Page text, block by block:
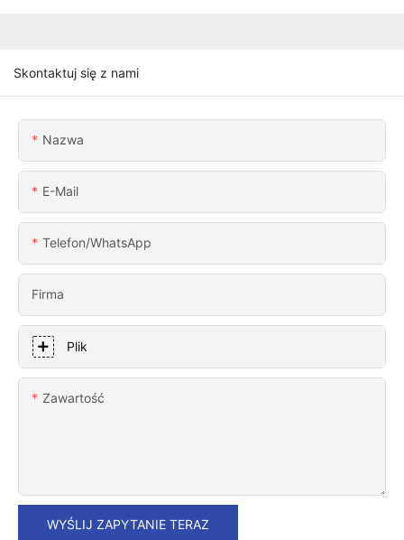
Skontaktuj się z nami
Nazwa
E-Mail
Telefon/WhatsApp
Firma
Plik
Zawartość
WYŚLIJ ZAPYTANIE TERAZ